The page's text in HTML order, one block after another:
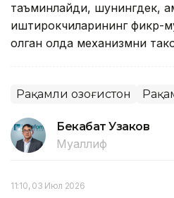
таъминлайди, шунингдек,
иштирокчиларининг фикр-
олган ҳолда механизмни
Рақамли Қозоғистон
Бекабат Узаков
Муаллиф
11:10, 03 Июл 2026